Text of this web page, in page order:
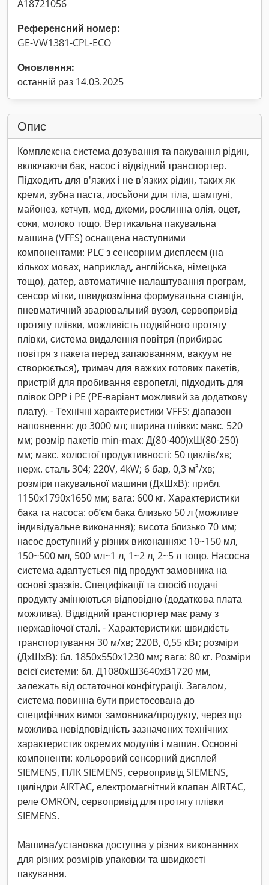
A18721056
Референсний номер:
GE-VW1381-CPL-ECO
Оновлення:
останній раз 14.03.2025
Опис
Комплексна система дозування та пакування рідин,
включаючи бак, насос і відвідний транспортер.
Підходить для в'язких і не в'язких рідин, таких як
креми, зубна паста, лосьйони для тіла, шампуні,
майонез, кетчуп, мед, джеми, рослинна олія, оцет,
соки, молоко тощо. Вертикальна пакувальна
машина (VFFS) оснащена наступними
компонентами: PLC з сенсорним дисплеєм (на
кількох мовах, наприклад, англійська, німецька
тощо), датер, автоматичне налаштування програм,
сенсор мітки, швидкозмінна формувальна станція,
пневматичний зварювальний вузол, сервопривід
протягу плівки, можливість подвійного протягу
плівки, система видалення повітря (прибирає
повітря з пакета перед запаюванням, вакуум не
створюється), тримач для важких готових пакетів,
пристрій для пробивання європетлі, підходить для
плівок OPP і PE (PE-варіант можливий за додаткову
плату). - Технічні характеристики VFFS: діапазон
наповнення: до 3000 мл; ширина плівки: макс. 520
мм; розмір пакетів min-max: Д(80-400)xШ(80-250)
мм; макс. холостої продуктивності: 50 циклів/хв;
нерж. сталь 304; 220V, 4kW; 6 бар, 0,3 м³/хв;
розміри пакувальної машини (ДxШxВ): прибл.
1150x1790x1650 мм; вага: 600 кг. Характеристики
бака та насоса: об’єм бака близько 50 л (можливе
індивідуальне виконання); висота близько 70 мм;
насос доступний у різних виконаннях: 10~150 мл,
150~500 мл, 500 мл~1 л, 1~2 л, 2~5 л тощо. Насосна
система адаптується під продукт замовника на
основі зразків. Специфікації та спосіб подачі
продукту змінюються відповідно (додаткова плата
можлива). Відвідний транспортер має раму з
нержавіючої сталі. - Характеристики: швидкість
транспортування 30 м/хв; 220В, 0,55 кВт; розміри
(ДxШxВ): бл. 1850x550x1230 мм; вага: 80 кг. Розміри
всієї системи: бл. Д1080xШ3640xВ1720 мм,
залежать від остаточної конфігурації. Загалом,
система повинна бути пристосована до
специфічних вимог замовника/продукту, через що
можлива невідповідність зазначених технічних
характеристик окремих модулів і машин. Основні
компоненти: кольоровий сенсорний дисплей
SIEMENS, ПЛК SIEMENS, сервопривід SIEMENS,
циліндри AIRTAC, електромагнітний клапан AIRTAC,
реле OMRON, сервопривід для протягу плівки
SIEMENS.
Машина/установка доступна у різних виконаннях
для різних розмірів упаковки та швидкості
пакування.